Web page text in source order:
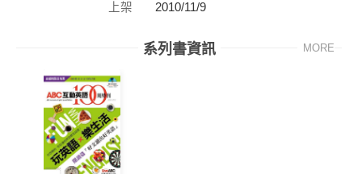
上架
2010/11/9
系列書資訊 MORE